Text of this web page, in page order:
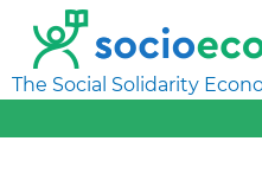
The Social Solidarity